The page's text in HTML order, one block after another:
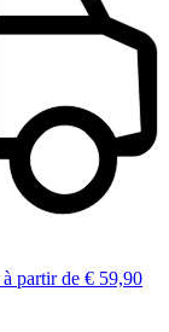
à partir de € 59,90